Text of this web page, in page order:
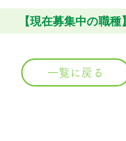
【現在募集中の職種】
一覧に戻る